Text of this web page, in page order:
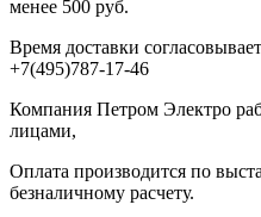
менее 500 руб.
Время доставки
+7(495)787-17-46
Компания Петром Электро
лицами,
Оплата производится по
безналичному расчету.